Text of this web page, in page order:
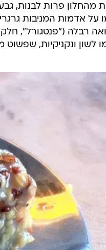
מהחלון פרות לבנות,
על אדמות המניבות
לשון ונקניקיות,